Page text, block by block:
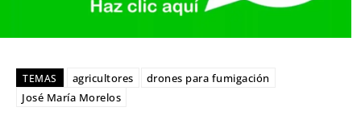
TEMAS agricultores
drones para fumigación
José María Morelos